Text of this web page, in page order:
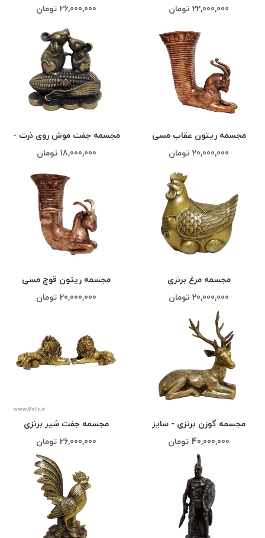
22,000,000 تومان
۲)
26,000,000 تومان
مجسمه ریتون عقاب مسی
20,000,000 تومان
مجسمه جفت موش روی ذرت -
کد۳
18,000,000 تومان
مجسمه مرغ برنزی
20,000,000 تومان
مجسمه ریتون قوچ مسی
20,000,000 تومان
مجسمه گوزن برنزی - سایز
بزرگ
40,000,000 تومان
مجسمه جفت شیر برنزی
26,000,000 تومان